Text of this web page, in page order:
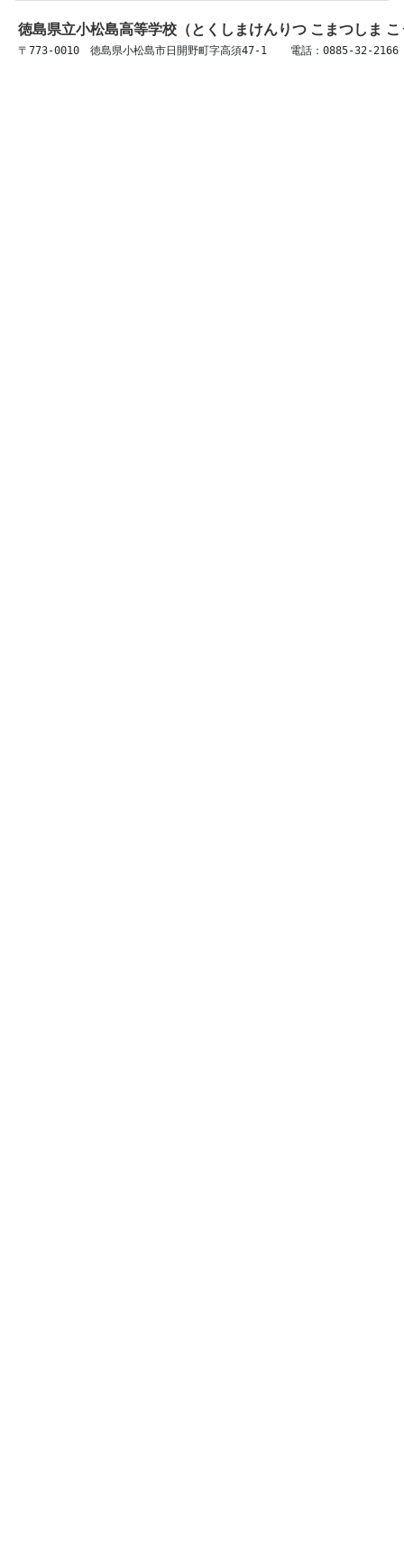
徳島県立小松島高等学校（とくしまけんりつ こまつしま
〒773-0010　徳島県小松島市日開野町字高須47-1 　 電話：0885-32-2166